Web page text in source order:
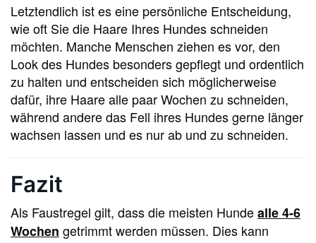
Letztendlich ist es eine persönliche Entscheidung,
wie oft Sie die Haare Ihres Hundes schneiden
möchten. Manche Menschen ziehen es vor, den
Look des Hundes besonders gepflegt und ordentlich
zu halten und entscheiden sich möglicherweise
dafür, ihre Haare alle paar Wochen zu schneiden,
während andere das Fell ihres Hundes gerne länger
wachsen lassen und es nur ab und zu schneiden.
Fazit
Als Faustregel gilt, dass die meisten Hundealle 4-6
Wochen getrimmt werden müssen. Dies kann